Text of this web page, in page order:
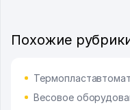
Похожие
Весовое